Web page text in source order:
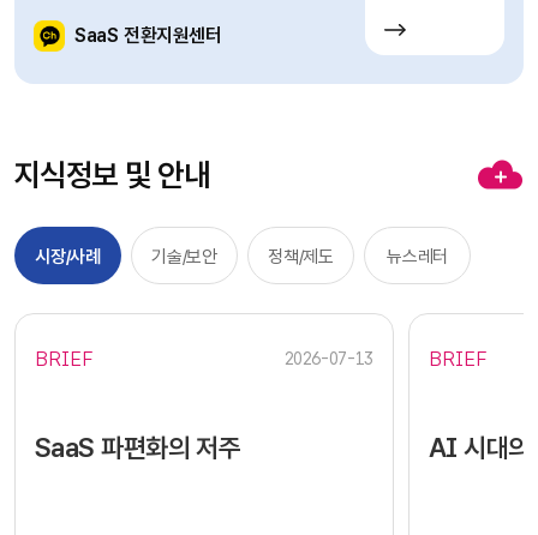
SaaS 전환지원센터
지식정보 및 안내
시장/사례 기술/보안 정책/제도 뉴스레터
BRIEF 2026-07-13
SaaS 파편화의 저주
BRIEF
AI 시대의